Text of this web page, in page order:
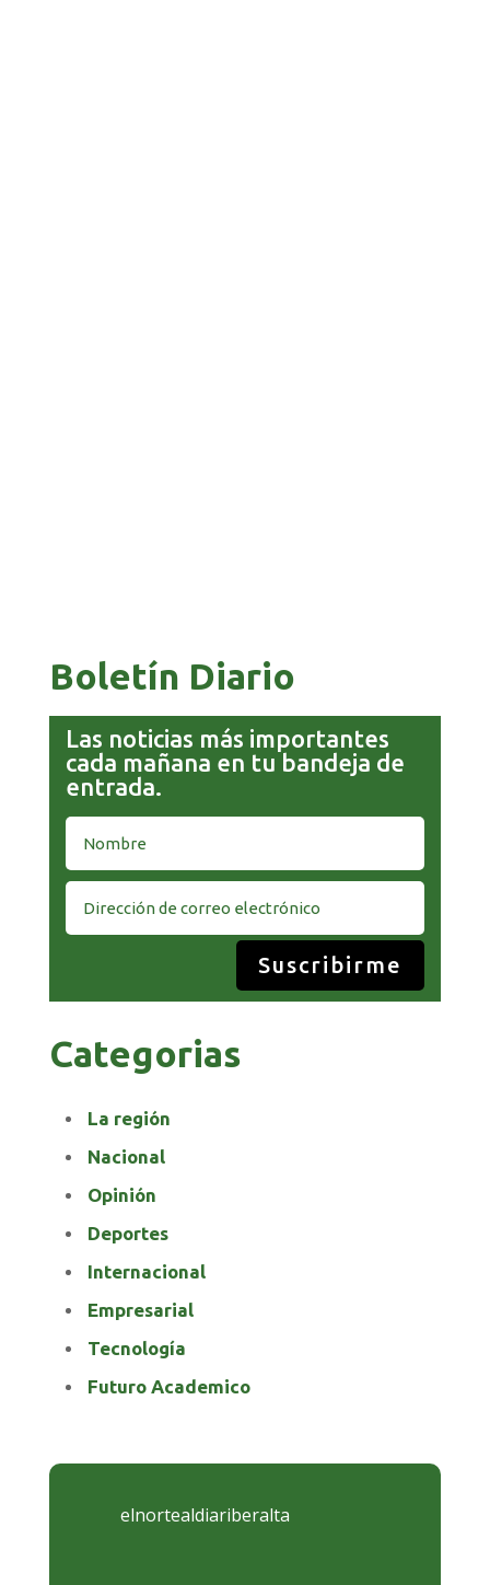
Boletín Diario
Las noticias más importantes
cada mañana en tu bandeja de
entrada.
Suscribirme
Categorias
La región
Nacional
Opinión
Deportes
Internacional
Empresarial
Tecnología
Futuro Academico
elnortealdiariberalta